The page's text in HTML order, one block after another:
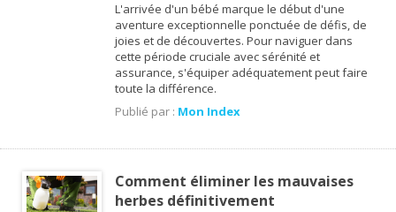
L'arrivée d'un bébé marque le début d'une
aventure exceptionnelle ponctuée de défis, de
joies et de découvertes. Pour naviguer dans
cette période cruciale avec sérénité et
assurance, s'équiper adéquatement peut faire
toute la différence.
Publié par : Mon Index
Comment éliminer les mauvaises
herbes définitivement